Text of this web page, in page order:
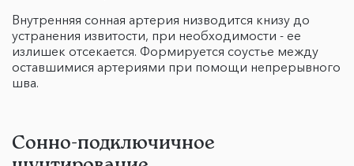
Внутренняя сонная артерия низводится книзу до
устранения извитости, при необходимости - ее
излишек отсекается. Формируется соустье между
оставшимися артериями при помощи непрерывного
шва.
Сонно-подключичное